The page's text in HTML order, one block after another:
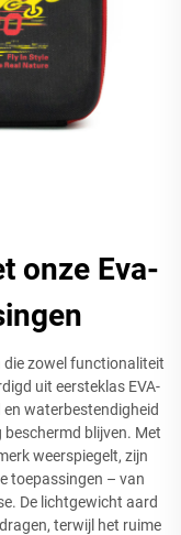
onze Eva-
die zowel functionaliteit
uit eersteklas EVA-
waterbestendigheid
blijven. Met
weerspiegelt, zijn
toepassingen – van
De lichtgewicht aard
terwijl het ruime